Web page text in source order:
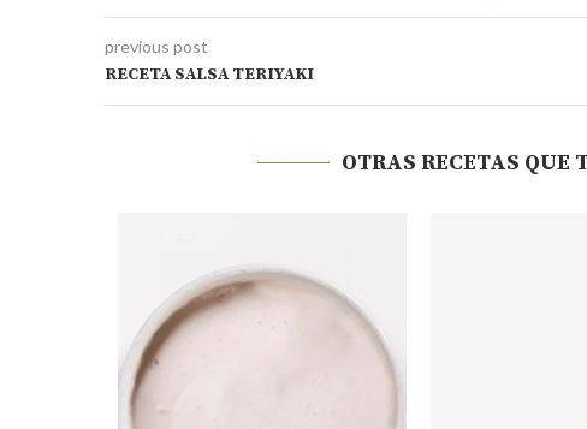
previous post
RECETA SALSA TERIYAKI
OTRAS RECETAS QUE